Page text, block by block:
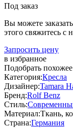
Под заказ
Вы можете
этого свяжитесь с
Запросить цену
в избранное
Подобрать похожее
Категория:Кресла
Дизайнер:Tamara
Бренд:Rolf Benz
Стиль:
Материал:Ткань,
Страна:Германия